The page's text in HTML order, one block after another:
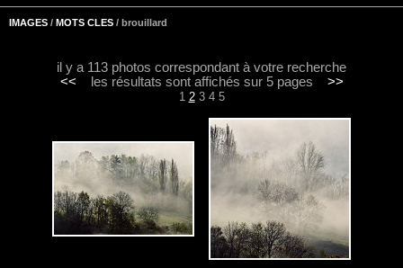
IMAGES / MOTS CLES / brouillard
il y a 113 photos correspondant à votre recherche
<< les résultats sont affichés sur 5 pages >>
1 2 3 4 5